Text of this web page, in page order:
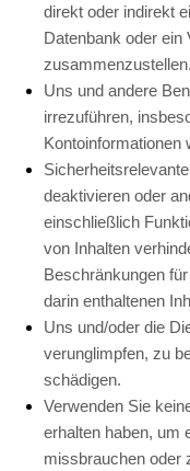
direkt oder indirekt
Datenbank oder ein
zusammenzustellen.
Uns und andere
irrezuführen,
Kontoinformationen
deaktivieren oder
einschließlich
von Inhalten
Beschränkungen
darin enthaltenen
Uns und/oder die
verunglimpfen, zu
schädigen.
Verwenden Sie
erhalten haben, um
missbrauchen oder